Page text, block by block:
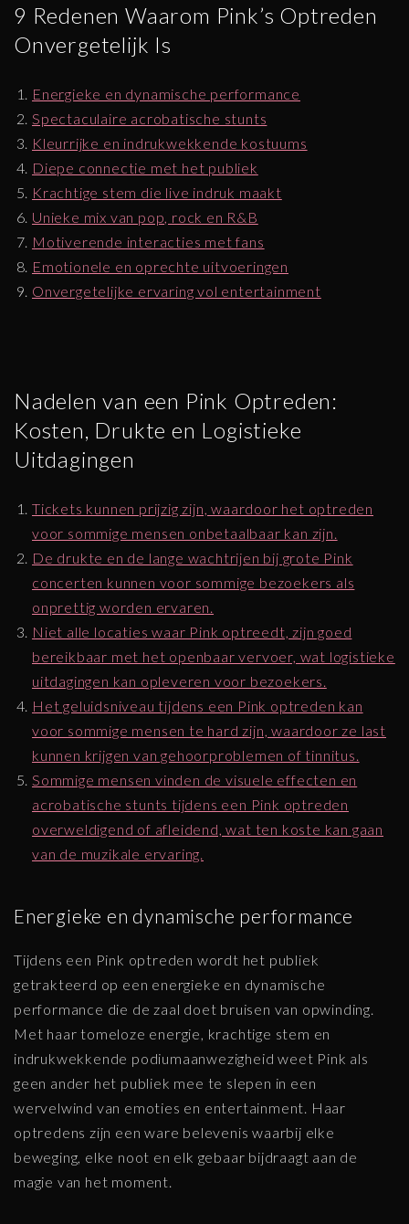
9 Redenen Waarom Pink’s Optreden
Onvergetelijk Is
Energieke en dynamische performance
Spectaculaire acrobatische stunts
Kleurrijke en indrukwekkende kostuums
Diepe connectie met het publiek
Krachtige stem die live indruk maakt
Unieke mix van pop, rock en R&B
Motiverende interacties met fans
Emotionele en oprechte uitvoeringen
Onvergetelijke ervaring vol entertainment
Nadelen van een Pink Optreden:
Kosten, Drukte en Logistieke
Uitdagingen
Tickets kunnen prijzig zijn, waardoor het optreden
voor sommige mensen onbetaalbaar kan zijn.
De drukte en de lange wachtrijen bij grote Pink
concerten kunnen voor sommige bezoekers als
onprettig worden ervaren.
Niet alle locaties waar Pink optreedt, zijn goed
bereikbaar met het openbaar vervoer, wat logistieke
uitdagingen kan opleveren voor bezoekers.
Het geluidsniveau tijdens een Pink optreden kan
voor sommige mensen te hard zijn, waardoor ze last
kunnen krijgen van gehoorproblemen of tinnitus.
Sommige mensen vinden de visuele effecten en
acrobatische stunts tijdens een Pink optreden
overweldigend of afleidend, wat ten koste kan gaan
van de muzikale ervaring.
Energieke en dynamische performance
Tijdens een Pink optreden wordt het publiek
getrakteerd op een energieke en dynamische
performance die de zaal doet bruisen van opwinding.
Met haar tomeloze energie, krachtige stem en
indrukwekkende podiumaanwezigheid weet Pink als
geen ander het publiek mee te slepen in een
wervelwind van emoties en entertainment. Haar
optredens zijn een ware belevenis waarbij elke
beweging, elke noot en elk gebaar bijdraagt aan de
magie van het moment.